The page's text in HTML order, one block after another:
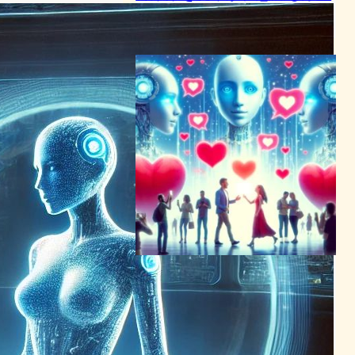
チャットボットニュース
2024年2月15日6:28
AIチャットボットと恋に落ち
る人々：デートアプリの革新
とその影響
チャットボットニュース
2024年3月8日0:12